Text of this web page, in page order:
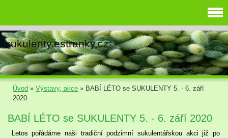
sukulenty.estranky.cz
Úvod » Výstavy, akce » BABÍ LÉTO se SUKULENTY 5. - 6. září
2020
BABÍ LÉTO se SUKULENTY 5. - 6. září 2020
Letos pořádáme naši tradiční podzimní sukulentářskou akci již po